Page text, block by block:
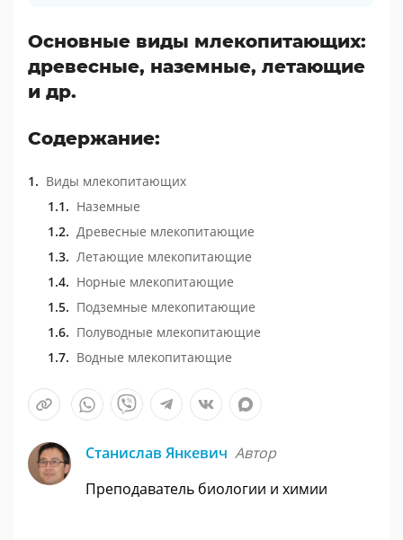
Основные виды млекопитающих:
древесные, наземные, летающие
и др.
Содержание:
Виды млекопитающих
Наземные
Древесные млекопитающие
Летающие млекопитающие
Норные млекопитающие
Подземные млекопитающие
Полуводные млекопитающие
Водные млекопитающие
Станислав Янкевич Автор
Преподаватель биологии и химии